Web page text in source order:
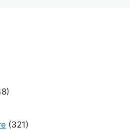
(321)